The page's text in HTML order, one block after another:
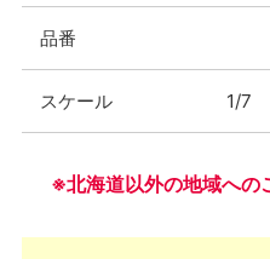
品番
スケール 1/7
※北海道以外の地域への